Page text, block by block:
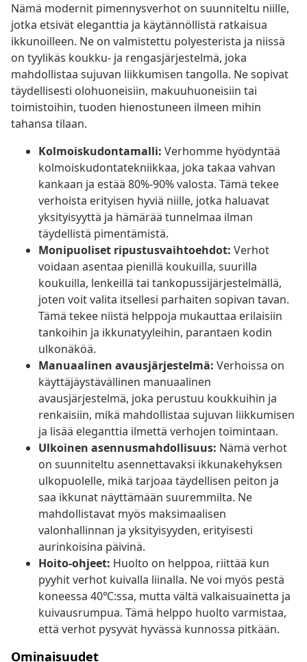
Nämä modernit pimennysverhot on suunniteltu niille,
jotka etsivät eleganttia ja käytännöllistä ratkaisua
ikkunoilleen. Ne on valmistettu polyesterista ja niissä
on tyylikäs koukku- ja rengasjärjestelmä, joka
mahdollistaa sujuvan liikkumisen tangolla. Ne sopivat
täydellisesti olohuoneisiin, makuuhuoneisiin tai
toimistoihin, tuoden hienostuneen ilmeen mihin
tahansa tilaan.
Kolmoiskudontamalli: Verhomme hyödyntää
kolmoiskudontatekniikkaa, joka takaa vahvan
kankaan ja estää 80%-90% valosta. Tämä tekee
verhoista erityisen hyviä niille, jotka haluavat
yksityisyyttä ja hämärää tunnelmaa ilman
täydellistä pimentämistä.
Monipuoliset ripustusvaihtoehdot: Verhot
voidaan asentaa pienillä koukuilla, suurilla
koukuilla, lenkeillä tai tankopussijärjestelmällä,
joten voit valita itsellesi parhaiten sopivan tavan.
Tämä tekee niistä helppoja mukauttaa erilaisiin
tankoihin ja ikkunatyyleihin, parantaen kodin
ulkonäköä.
Manuaalinen avausjärjestelmä: Verhoissa on
käyttäjäystävällinen manuaalinen
avausjärjestelmä, joka perustuu koukkuihin ja
renkaisiin, mikä mahdollistaa sujuvan liikkumisen
ja lisää eleganttia ilmettä verhojen toimintaan.
Ulkoinen asennusmahdollisuus: Nämä verhot
on suunniteltu asennettavaksi ikkunakehyksen
ulkopuolelle, mikä tarjoaa täydellisen peiton ja
saa ikkunat näyttämään suuremmilta. Ne
mahdollistavat myös maksimaalisen
valonhallinnan ja yksityisyyden, erityisesti
aurinkoisina päivinä.
Hoito-ohjeet: Huolto on helppoa, riittää kun
pyyhit verhot kuivalla liinalla. Ne voi myös pestä
koneessa 40℃:ssa, mutta vältä valkaisuainetta ja
kuivausrumpua. Tämä helppo huolto varmistaa,
että verhot pysyvät hyvässä kunnossa pitkään.
Ominaisuudet